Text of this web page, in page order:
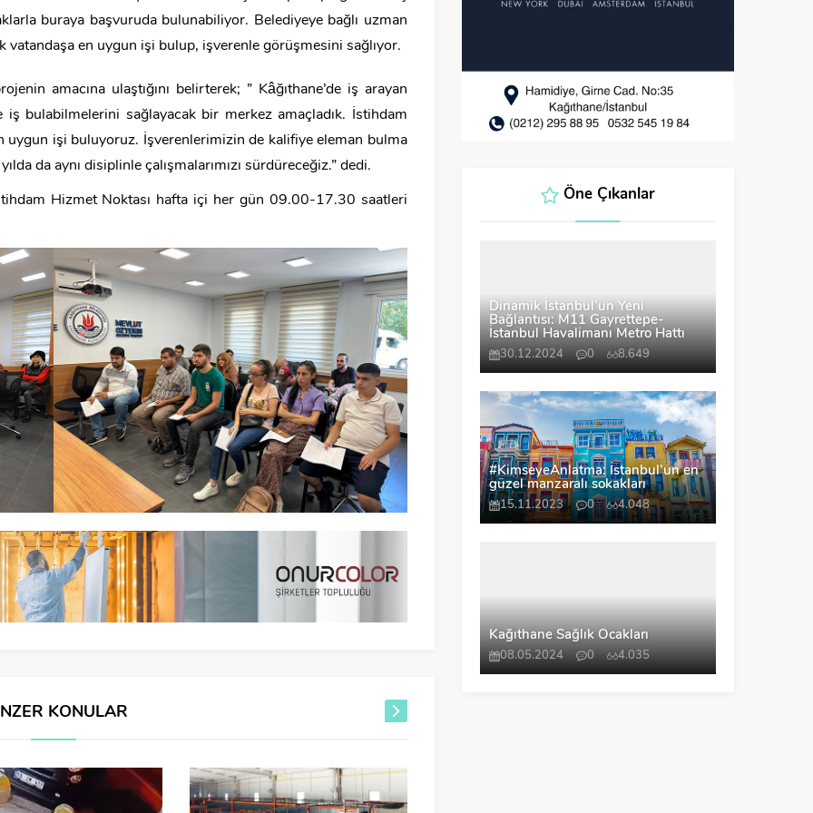
buraya başvuruda bulunabiliyor. Belediyeye bağlı uzman
vatandaşa en uygun işi bulup, işverenle görüşmesini sağlıyor.
amacına ulaştığını belirterek; ” Kâğıthane’de iş arayan
iş bulabilmelerini sağlayacak bir merkez amaçladık. İstihdam
uygun işi buluyoruz. İşverenlerimizin de kalifiye eleman bulma
da aynı disiplinle çalışmalarımızı sürdüreceğiz.” dedi.
Hizmet Noktası hafta içi her gün 09.00-17.30 saatleri
KONULAR
Öne Çıkanlar
Dinamik İstanbul’un Yeni
Bağlantısı: M11 Gayrettepe-
İstanbul Havalimanı Metro Hattı
30.12.2024 0 8.649
#KimseyeAnlatma: İstanbul’un en
güzel manzaralı sokakları
15.11.2023 0 4.048
Kağıthane Sağlık Ocakları
08.05.2024 0 4.035